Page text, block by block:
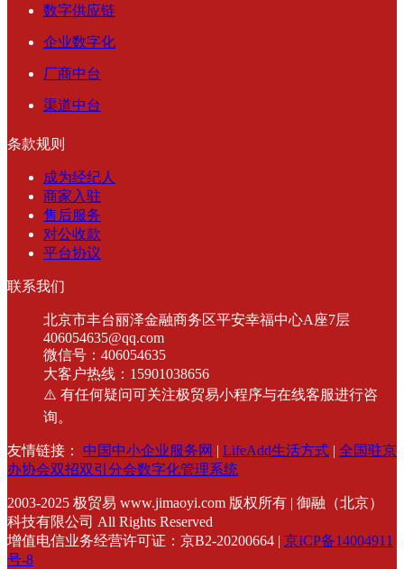
数字供应链
企业数字化
厂商中台
渠道中台
条款规则
成为经纪人
商家入驻
售后服务
对公收款
平台协议
联系我们
北京市丰台丽泽金融商务区平安幸福中心A座7层
406054635@qq.com
微信号：406054635
大客户热线：15901038656
⚠️ 有任何疑问可关注极贸易小程序与在线客服进行咨
询。
友情链接： 中国中小企业服务网 | LifeAdd生活方式 | 全国驻京
办协会双招双引分会数字化管理系统
2003-2025 极贸易 www.jimaoyi.com 版权所有 | 御融（北京）
科技有限公司 All Rights Reserved
增值电信业务经营许可证：京B2-20200664 | 京ICP备14004911
号-8